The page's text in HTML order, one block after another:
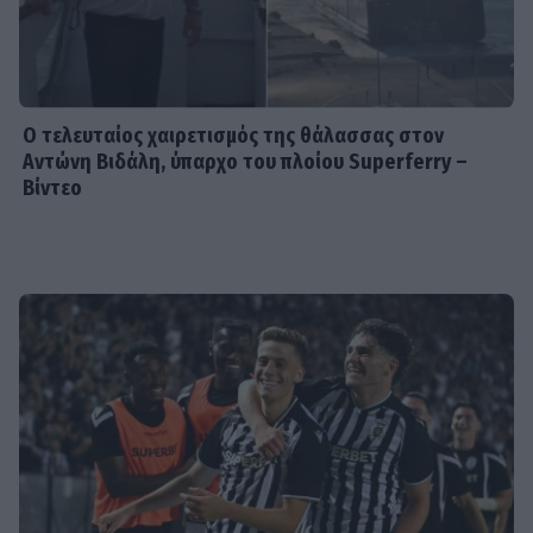
Βαλαβάνη για τον Γρηγόρη Μόργκαν
Καινούργιου
SHOWBIZ
Λένα Παπαληγούρα για την απώλεια
του πατέρα της: «Δεν υπάρχει μέρα
που να μην τον σκεφτώ»
Ο τελευταίος χαιρετισμός της θάλασσας στον
Αντώνη Βιδάλη, ύπαρχο του πλοίου Superferry –
Βίντεο